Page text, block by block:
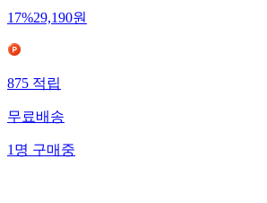
17%29,190원
875적립
무료배송
1명구매중